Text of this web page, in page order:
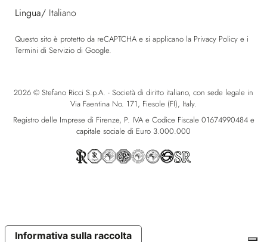
Lingua/ Italiano
Questo sito è protetto da reCAPTCHA e si applicano la Privacy Policy e i
Termini di Servizio di Google.
2026 © Stefano Ricci S.p.A. - Società di diritto italiano, con sede legale in
Via Faentina No. 171, Fiesole (FI), Italy.
Registro delle Imprese di Firenze, P. IVA e Codice Fiscale 01674990484 e
capitale sociale di Euro 3.000.000
Informativa sulla raccolta